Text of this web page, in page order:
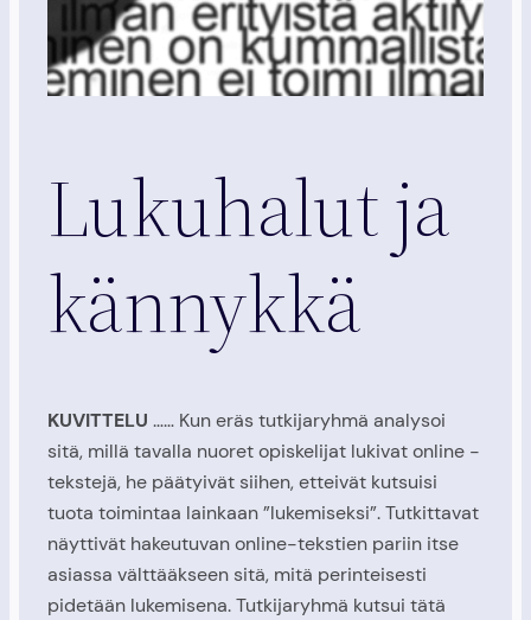
Lukuhalut ja
kännykkä
KUVITTELU …… Kun eräs tutkijaryhmä analysoi
sitä, millä tavalla nuoret opiskelijat lukivat online -
tekstejä, he päätyivät siihen, etteivät kutsuisi
tuota toimintaa lainkaan ”lukemiseksi”. Tutkittavat
näyttivät hakeutuvan online-tekstien pariin itse
asiassa välttääkseen sitä, mitä perinteisesti
pidetään lukemisena. Tutkijaryhmä kutsui tätä